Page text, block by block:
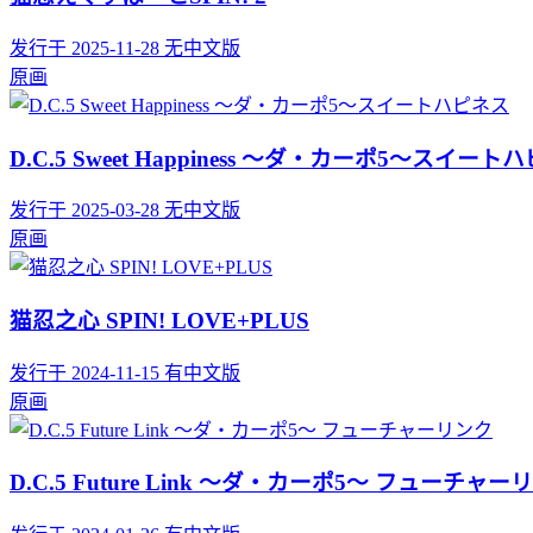
发行于 2025-11-28 无中文版
原画
D.C.5 Sweet Happiness ～ダ・カーポ5～スイートハ
发行于 2025-03-28 无中文版
原画
猫忍之心 SPIN! LOVE+PLUS
发行于 2024-11-15 有中文版
原画
D.C.5 Future Link ～ダ・カーポ5～ フューチャー